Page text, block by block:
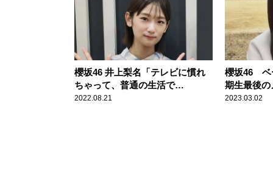
櫻坂46 井上梨名「テレビに慣れ
ちゃって、普通の生活で
も……」 松田里奈＆武元唯衣と
2022.08.21
櫻坂46 ベ
期生最後の
表 山下
2023.03.02